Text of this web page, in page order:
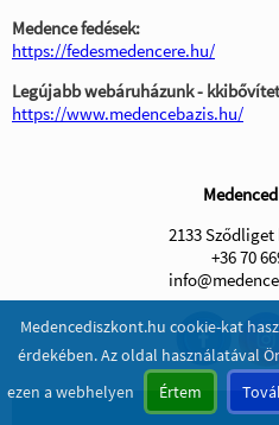
Medencediszkont.hu cookie-kat
érdekében. Az oldal használatával
ezen a webhelyen
Értem
Medence fedések:
https://fedesmedencere.hu/
Legújabb webáruházunk -
https://www.medencebazis.hu/
2133 Sződliget
+36 70